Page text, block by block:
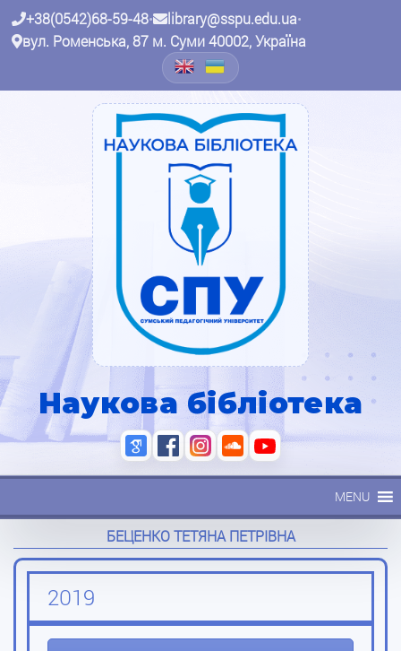
+38(0542)68-59-48• library@sspu.edu.ua•
вул. Роменська, 87 м. Суми 40002, Україна
Наукова бібліотека
MENU
БЕЦЕНКО ТЕТЯНА ПЕТРІВНА
2019